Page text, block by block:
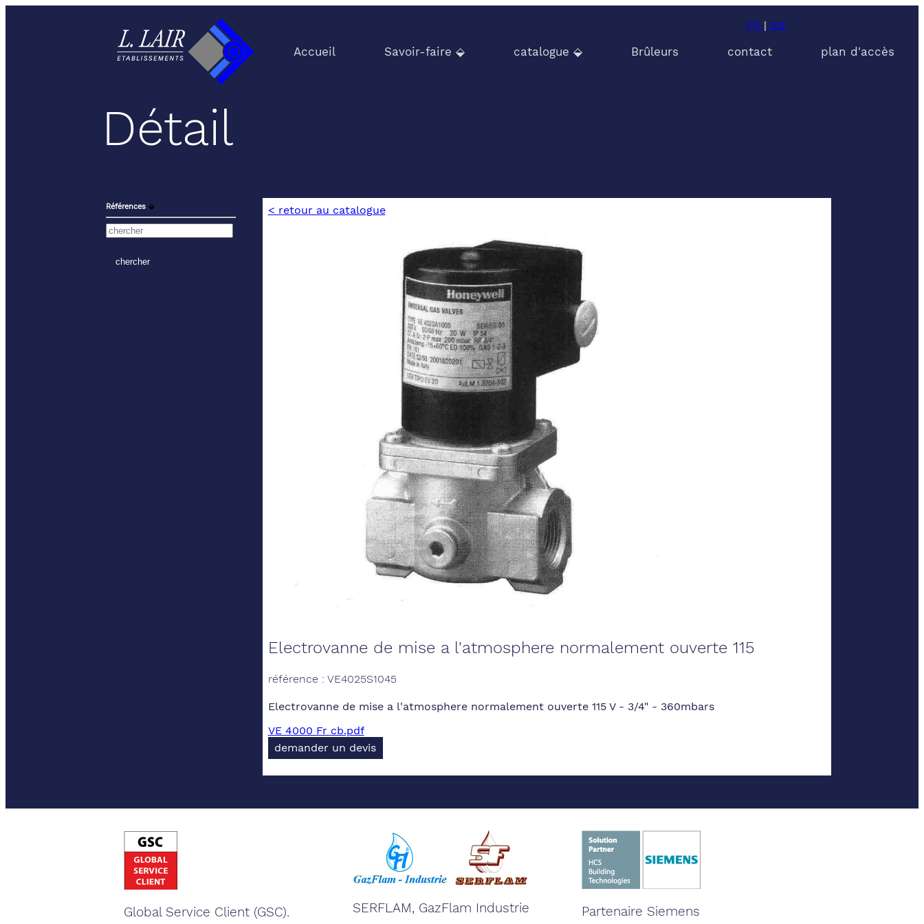
FR | GB
Accueil Savoir-faire ⬙ catalogue ⬙ Brûleurs contact plan d'accès
Détail
Références ⬙ < retour au catalogue
Electrovanne de mise a l'atmosphere normalement ouverte 115
référence : VE4025S1045
Electrovanne de mise a l'atmosphere normalement ouverte 115 V - 3/4" - 360mbars
VE 4000 Fr cb.pdf
demander un devis
Global Service Client (GSC). SERFLAM, GazFlam Industrie Partenaire Siemens